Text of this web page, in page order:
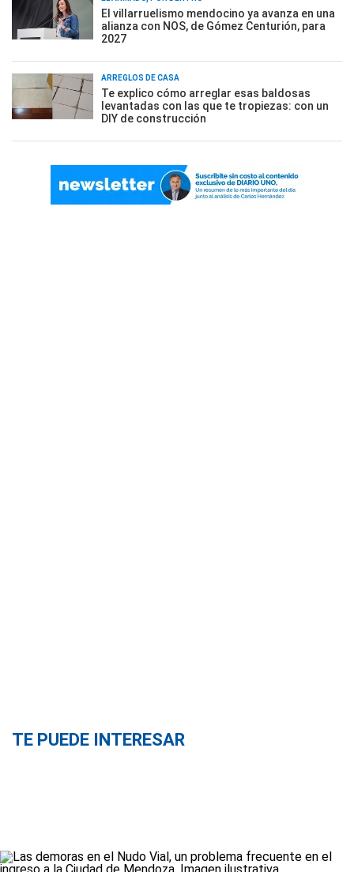
El villarruelismo mendocino ya avanza en una
alianza con NOS, de Gómez Centurión, para
2027
ARREGLOS DE CASA
Te explico cómo arreglar esas baldosas
levantadas con las que te tropiezas: con un
DIY de construcción
TE PUEDE INTERESAR